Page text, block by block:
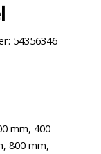
54356346
mm, 400
800 mm,